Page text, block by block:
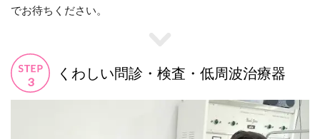
でお待ちください。
くわしい問診・検査・低周波治療器